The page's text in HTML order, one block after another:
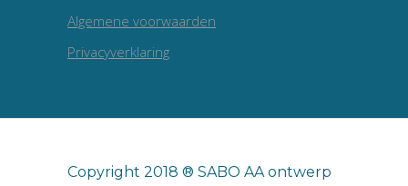
Algemene voorwaarden
Privacyverklaring
Copyright 2018 ® SABO AA ontwerp